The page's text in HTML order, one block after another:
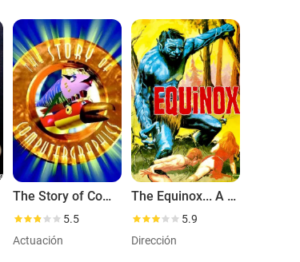
The Story of Computer Graphics
5.5
Actuación
The Equinox... A Journey Into the Supernatural
5.9
Dirección